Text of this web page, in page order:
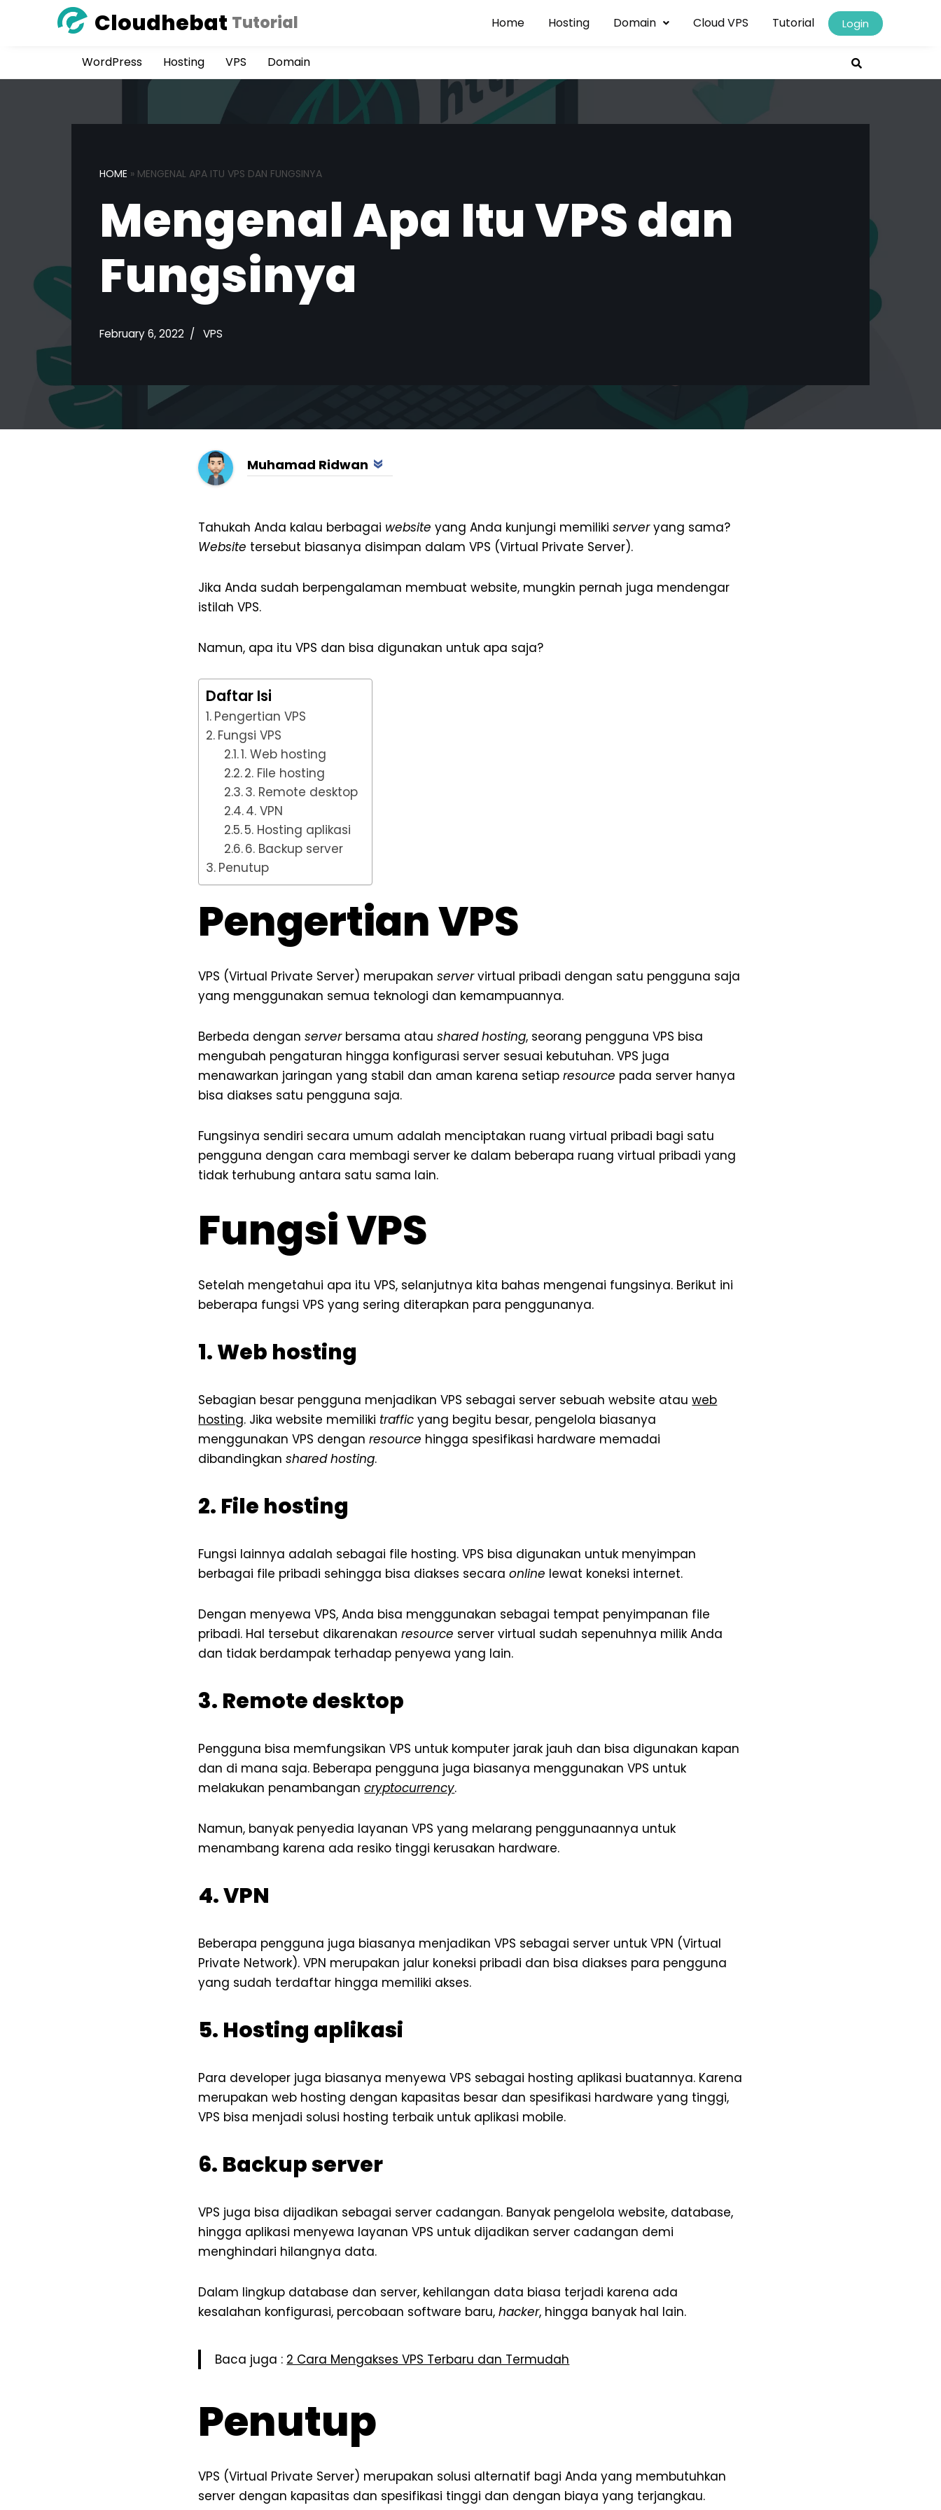
content
Cloudhebat Tutorial Home Hosting Domain Cloud VPS Tutorial Login
WordPress Hosting VPS Domain
HOME » MENGENAL APA ITU VPS DAN FUNGSINYA
Mengenal Apa Itu VPS dan
Fungsinya
February 6, 2022 VPS
Muhamad Ridwan
Tahukah Anda kalau berbagai website yang Anda kunjungi memilikiserveryang sama?
Website tersebut biasanya disimpan dalam VPS (Virtual Private Server).
Jika Anda sudah berpengalaman membuat website, mungkin pernah juga mendengar
istilah VPS.
Namun, apa itu VPS dan bisa digunakan untuk apa saja?
Daftar Isi
Pengertian VPS
Fungsi VPS
1. Web hosting
2. File hosting
3. Remote desktop
4. VPN
5. Hosting aplikasi
6. Backup server
Penutup
Pengertian VPS
VPS (Virtual Private Server) merupakanservervirtual pribadi dengan satu pengguna saja
yang menggunakan semua teknologi dan kemampuannya.
Berbeda denganserverbersama ataushared hosting, seorang pengguna VPS bisa
mengubah pengaturan hingga konfigurasi server sesuai kebutuhan. VPS juga
menawarkan jaringan yang stabil dan aman karena setiapresource pada server hanya
bisa diakses satu pengguna saja.
Fungsinya sendiri secara umum adalah menciptakan ruang virtual pribadi bagi satu
pengguna dengan cara membagi server ke dalam beberapa ruang virtual pribadi yang
tidak terhubung antara satu sama lain.
Fungsi VPS
Setelah mengetahui apa itu VPS, selanjutnya kita bahas mengenai fungsinya. Berikut ini
beberapa fungsi VPS yang sering diterapkan para penggunanya.
1. Web hosting
Sebagian besar pengguna menjadikan VPS sebagai server sebuah website atauweb
hosting. Jika website memiliki trafficyang begitu besar, pengelola biasanya
menggunakan VPS denganresource hingga spesifikasi hardware memadai
dibandingkanshared hosting.
2. File hosting
Fungsi lainnya adalah sebagai file hosting. VPS bisa digunakan untuk menyimpan
berbagai file pribadi sehingga bisa diakses secaraonline lewat koneksi internet.
Dengan menyewa VPS, Anda bisa menggunakan sebagai tempat penyimpanan file
pribadi. Hal tersebut dikarenakanresource server virtual sudah sepenuhnya milik Anda
dan tidak berdampak terhadap penyewa yang lain.
3. Remote desktop
Pengguna bisa memfungsikan VPS untuk komputer jarak jauh dan bisa digunakan kapan
dan di mana saja. Beberapa pengguna juga biasanya menggunakan VPS untuk
melakukan penambangancryptocurrency.
Namun, banyak penyedia layanan VPS yang melarang penggunaannya untuk
menambang karena ada resiko tinggi kerusakan hardware.
4. VPN
Beberapa pengguna juga biasanya menjadikan VPS sebagai server untuk VPN (Virtual
Private Network). VPN merupakan jalur koneksi pribadi dan bisa diakses para pengguna
yang sudah terdaftar hingga memiliki akses.
5. Hosting aplikasi
Para developer juga biasanya menyewa VPS sebagai hosting aplikasi buatannya. Karena
merupakan web hosting dengan kapasitas besar dan spesifikasi hardware yang tinggi,
VPS bisa menjadi solusi hosting terbaik untuk aplikasi mobile.
6. Backup server
VPS juga bisa dijadikan sebagai server cadangan. Banyak pengelola website, database,
hingga aplikasi menyewa layanan VPS untuk dijadikan server cadangan demi
menghindari hilangnya data.
Dalam lingkup database dan server, kehilangan data biasa terjadi karena ada
kesalahan konfigurasi, percobaan software baru,hacker, hingga banyak hal lain.
Baca juga : 2 Cara Mengakses VPS Terbaru dan Termudah
Penutup
VPS (Virtual Private Server) merupakan solusi alternatif bagi Anda yang membutuhkan
server dengan kapasitas dan spesifikasi tinggi dan dengan biaya yang terjangkau.